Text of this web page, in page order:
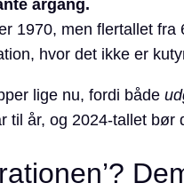
årgang.
1970, men flertallet
hvor det ikke er
lige nu, fordi både
til år, og 2024-tallet bør